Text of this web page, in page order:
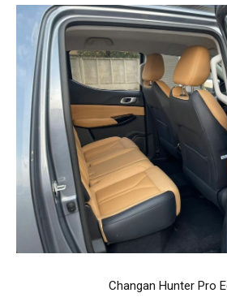
Changan Hunter Pro